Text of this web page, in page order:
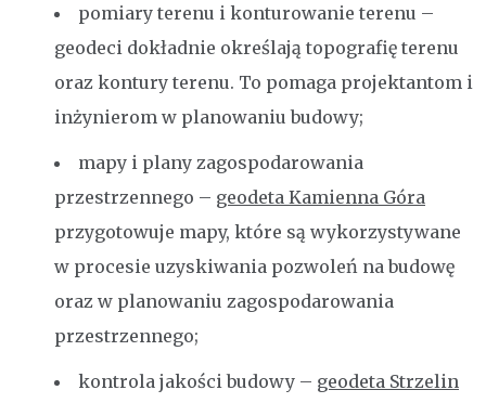
pomiary terenu i konturowanie terenu –
geodeci dokładnie określają topografię terenu
oraz kontury terenu. To pomaga projektantom i
inżynierom w planowaniu budowy;
mapy i plany zagospodarowania
przestrzennego – geodeta Kamienna Góra
przygotowuje mapy, które są wykorzystywane
w procesie uzyskiwania pozwoleń na budowę
oraz w planowaniu zagospodarowania
przestrzennego;
kontrola jakości budowy – geodeta Strzelin